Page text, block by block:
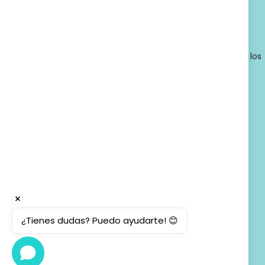
© 2026 - Farmacia Ortopedia Llansó, Inc. Todos los
¿Tienes dudas? Puedo ayudarte! 😊